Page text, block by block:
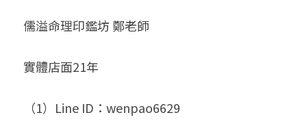
儒溢命理印鑑坊 鄭老師
實體店面21年
（1）Line ID：wenpao6629